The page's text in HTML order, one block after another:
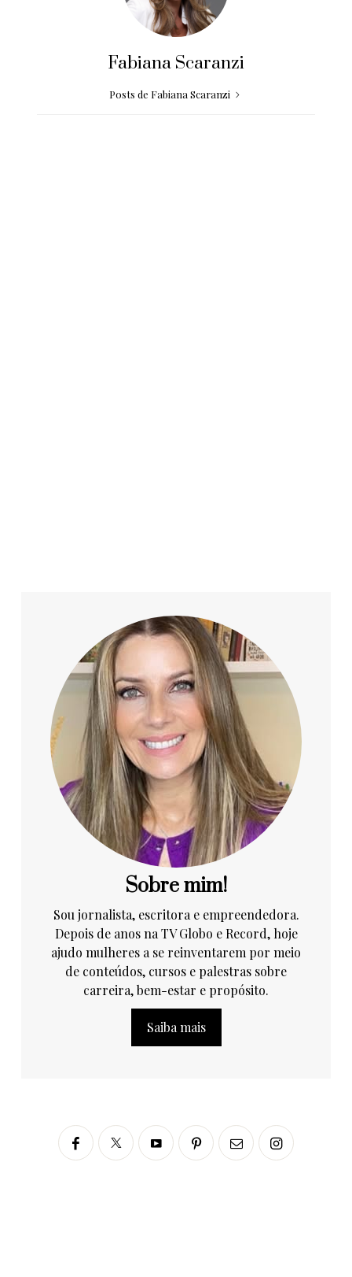
Fabiana Scaranzi
Posts de Fabiana Scaranzi
Sobre mim!
Sou jornalista, escritora e empreendedora.
Depois de anos na TV Globo e Record, hoje
ajudo mulheres a se reinventarem por meio
de conteúdos, cursos e palestras sobre
carreira, bem-estar e propósito.
Saiba mais